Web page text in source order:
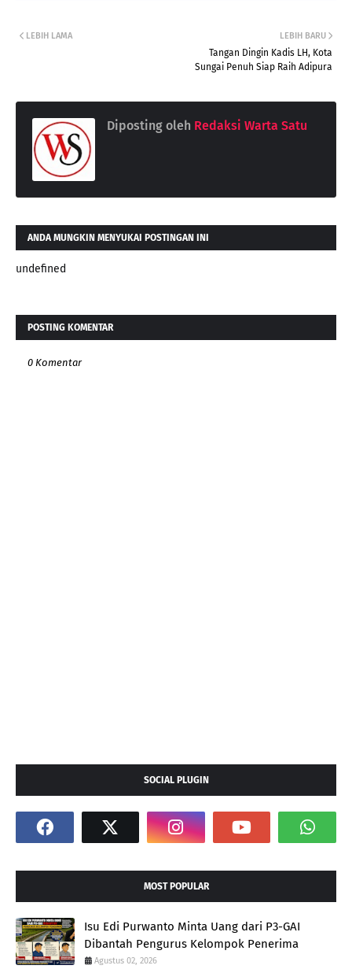
LEBIH BARU
Tangan Dingin Kadis LH, Kota
Sungai Penuh Siap Raih Adipura
LEBIH LAMA
Diposting oleh Redaksi Warta Satu
ANDA MUNGKIN MENYUKAI POSTINGAN INI
undefined
POSTING KOMENTAR
0 Komentar
SOCIAL PLUGIN
MOST POPULAR
Isu Edi Purwanto Minta Uang dari P3-GAI
Dibantah Pengurus Kelompok Penerima
Agustus 02, 2026